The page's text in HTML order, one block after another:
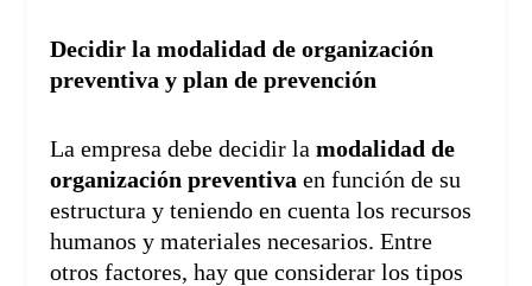
Decidir la modalidad de organización
preventiva y plan de prevención
La empresa debe decidir lamodalidad de
organización preventiva en función de su
estructura y teniendo en cuenta los recursos
humanos y materiales necesarios. Entre
otros factores, hay que considerar los tipos